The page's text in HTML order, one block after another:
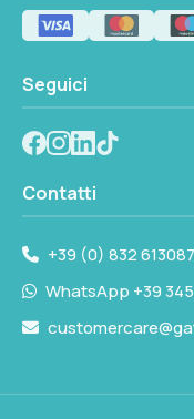
Seguici
Contatti
+39 (0) 832 613087
WhatsApp +39